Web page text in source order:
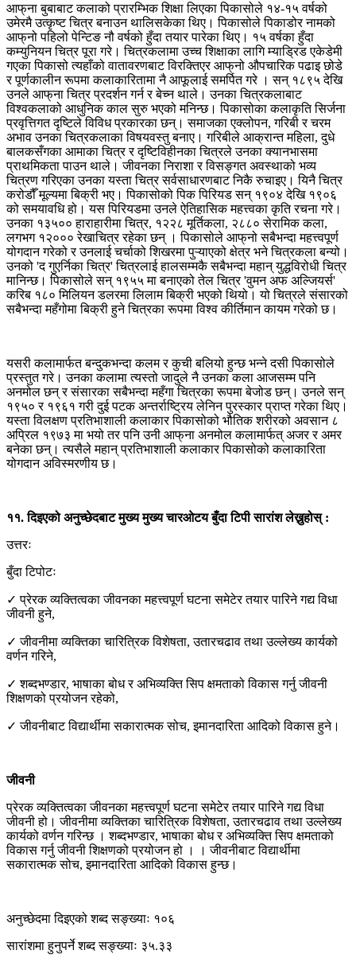
आफ्‌ना बुबाबाट कलाको प्रारम्भिक शिक्षा लिएका पिकासोले १४-१५ वर्षको
उमेरमै उत्कृष्ट चित्र बनाउन थालिसकेका थिए। पिकासोले पिकाडोर नामको
आफ्‌नो पहिलो पेन्टिङ नौ वर्षको हुँदा तयार पारेका थिए। १५ वर्षका हुँदा
कम्युनियन चित्र पूरा गरे। चित्रकलामा उच्च शिक्षाका लागि म्याड्रिड एकेडेमी
गएका पिकासो त्यहाँको वातावरणबाट विरक्तिएर आफ्‌नो औपचारिक पढाइ छोडे
र पूर्णकालीन रूपमा कलाकारितामा नै आफूलाई समर्पित गरे । सन् १८९५ देखि
उनले आफ्‌ना चित्र प्रदर्शन गर्न र बेच्न थाले। उनका चित्रकलाबाट
विश्वकलाको आधुनिक काल सुरु भएको मनिन्छ। पिकासोका कलाकृति सिर्जना
प्रवृत्तिगत दृष्टिले विविध प्रकारका छन्। समाजका एक्लोपन, गरिबी र चरम
अभाव उनका चित्रकलाका विषयवस्तु बनाए। गरिबीले आक्रान्त महिला, दुधे
बालकसँगका आमाका चित्र र दृष्टिविहीनका चित्रले उनका क्यानभासमा
प्राथमिकता पाउन थाले। जीवनका निराशा र विसङ्गत अवस्थाको भव्य
चित्रण गरिएका उनका यस्ता चित्र सर्वसाधारणबाट निकै रुचाइए। यिनै चित्र
करोडौँ मूल्यमा बिक्री भए। पिकासोको पिक पिरियड सन् १९०४ देखि १९०६
को समयावधि हो। यस पिरियडमा उनले ऐतिहासिक महत्त्वका कृति रचना गरे।
उनका १३५०० हाराहारीमा चित्र, १२२८ मूर्तिकला, २८८० सेरामिक कला,
लगभग १२००० रेखाचित्र रहेका छन् । पिकासोले आफ्‌नो सबैभन्दा महत्त्वपूर्ण
योगदान गरेको र उनलाई चर्चाको शिखरमा पुऱ्याएको क्षेत्र भने चित्रकला बन्यो।
उनको 'द गुएर्निका चित्र' चित्रलाई हालसम्मकै सबैभन्दा महान् युद्धविरोधी चित्र
मानिन्छ। पिकासोले सन् १९५५ मा बनाएको तेल चित्र 'वुमन अफ अल्जियर्स'
करिब १८० मिलियन डलरमा लिलाम बिक्री भएको थियो। यो चित्रले संसारको
सबैभन्दा महँगोमा बिक्री हुने चित्रका रूपमा विश्व कीर्तिमान कायम गरेको छ।
यसरी कलामार्फत बन्दुकभन्दा कलम र कुची बलियो हुन्छ भन्ने दसी पिकासोले
प्रस्तुत गरे। उनका कलामा त्यस्तो जादुले नै उनका कला आजसम्म पनि
अनमोल छन् र संसारका सबैभन्दा महँगा चित्रका रूपमा बेजोड छन्। उनले सन्
१९५० र १९६१ गरी दुई पटक अन्तर्राष्ट्रिय लेनिन पुरस्कार प्राप्त गरेका थिए।
यस्ता विलक्षण प्रतिभाशाली कलाकार पिकासोको भौतिक शरीरको अवसान ८
अप्रिल १९७३ मा भयो तर पनि उनी आफ्‌ना अनमोल कलामार्फत् अजर र अमर
बनेका छन्। त्यसैले महान् प्रतिभाशाली कलाकार पिकासोको कलाकारिता
योगदान अविस्मरणीय छ।
११. दिइएको अनुच्छेदबाट मुख्य मुख्य चारओटय बुँदा टिपी सारांश लेख्नुहोस् :
उत्तरः
बुँदा टिपोटः
✓ प्रेरक व्यक्तित्वका जीवनका महत्त्वपूर्ण घटना समेटेर तयार पारिने गद्य विधा
जीवनी हुने,
✓ जीवनीमा व्यक्तिका चारित्रिक विशेषता, उतारचढाव तथा उल्लेख्य कार्यको
वर्णन गरिने,
✓ शब्दभण्डार, भाषाका बोध र अभिव्यक्ति सिप क्षमताको विकास गर्नु जीवनी
शिक्षणको प्रयोजन रहेको,
✓ जीवनीबाट विद्यार्थीमा सकारात्मक सोच, इमानदारिता आदिको विकास हुने।
जीवनी
प्रेरक व्यक्तित्वका जीवनका महत्त्वपूर्ण घटना समेटेर तयार पारिने गद्य विधा
जीवनी हो। जीवनीमा व्यक्तिका चारित्रिक विशेषता, उतारचढाव तथा उल्लेख्य
कार्यको वर्णन गरिन्छ । शब्दभण्डार, भाषाका बोध र अभिव्यक्ति सिप क्षमताको
विकास गर्नु जीवनी शिक्षणको प्रयोजन हो । । जीवनीबाट विद्यार्थीमा
सकारात्मक सोच, इमानदारिता आदिको विकास हुन्छ।
अनुच्छेदमा दिइएको शब्द सङ्ख्याः १०६
सारांशमा हुनुपर्ने शब्द सङ्ख्याः ३५.३३